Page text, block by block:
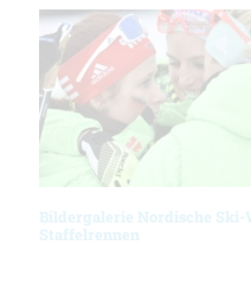
Bildergalerie Nordische Ski-
Staffelrennen